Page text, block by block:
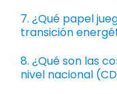
7. ¿Qué papel
transición
8. ¿Qué son las
nivel nacional